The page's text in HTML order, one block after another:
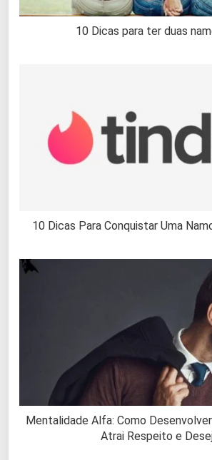
10 Dicas para ter duas
10 Dicas Para Conquistar Uma
Mentalidade Alfa: Como
Atrai Respeito e